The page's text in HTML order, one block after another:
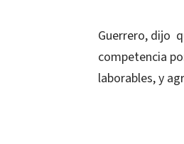
Guerrero, dijo
competencia
laborables, y